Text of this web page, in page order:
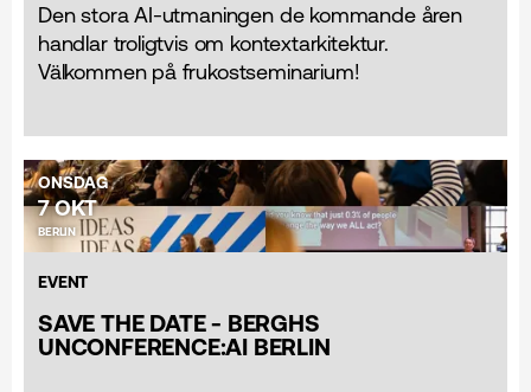
Den stora AI-utmaningen de kommande åren
handlar troligtvis om kontextarkitektur.
Välkommen på frukostseminarium!
ONSDAG
7 OKT
BERLIN
EVENT
SAVE THE DATE - BERGHS
UNCONFERENCE:AI BERLIN